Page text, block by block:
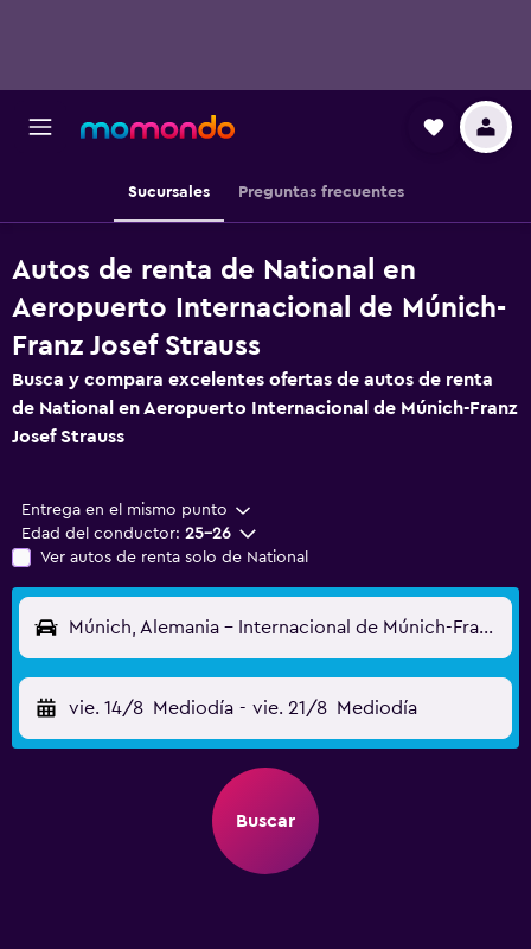
Sucursales Preguntas frecuentes
Autos de renta de National en
Aeropuerto Internacional de Múnich-
Franz Josef Strauss
Busca y compara excelentes ofertas de autos de renta
de National en Aeropuerto Internacional de Múnich-Franz
Josef Strauss
Entrega en el mismo punto
Edad del conductor: 25-26
Ver autos de renta solo de National
Múnich, Alemania - Internacional de Múnich-Franz Josef Strauss (MUC)
vie. 14/8 Mediodía - vie. 21/8 Mediodía
Buscar